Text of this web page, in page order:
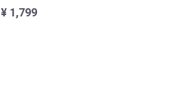
¥ 1,799